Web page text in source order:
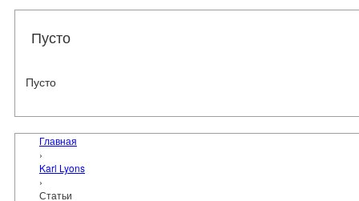
Пусто
Пусто
Главная
›
Karl Lyons
›
Статьи